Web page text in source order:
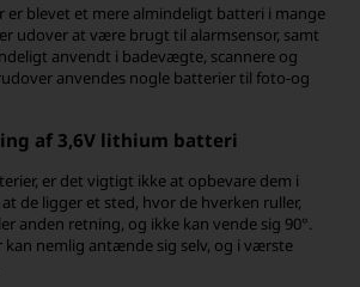
er blevet et mere almindeligt batteri i mange
udover at være brugt til alarmsensor, samt
anvendt i badevægte, scannere og
anvendes nogle batterier til foto-og
af 3,6V lithium batteri
er det vigtigt ikke at opbevare dem i
de ligger et sted, hvor de hverken ruller,
anden retning, og ikke kan vende sig 90°.
kan nemlig antænde sig selv, og i værste